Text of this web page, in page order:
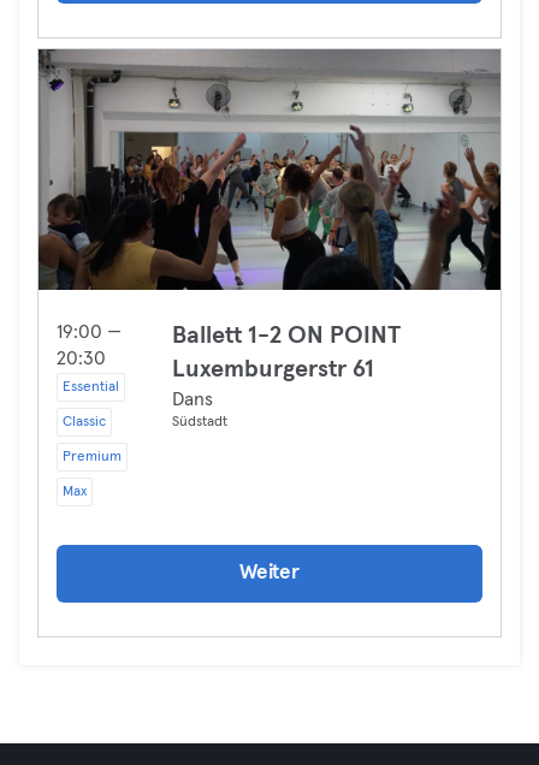
19:00 —
20:30
Essential
Classic
Premium
Max
Ballett 1-2 ON POINT
Luxemburgerstr 61
Dans
Südstadt
Weiter